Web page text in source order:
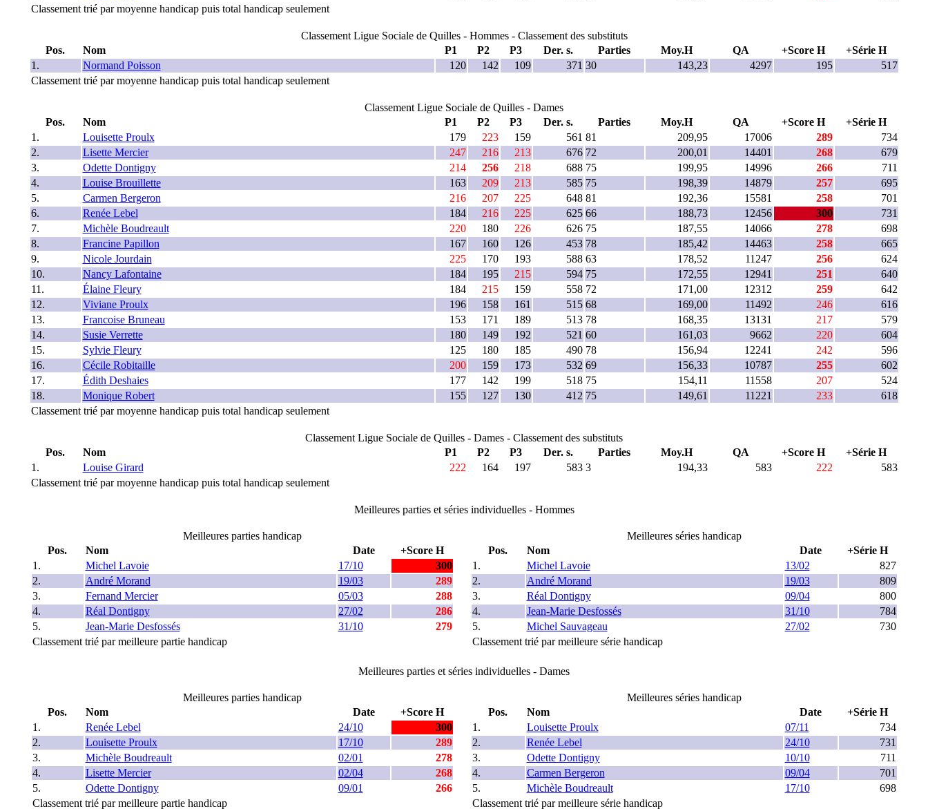
Classement trié par moyenne handicap puis total handicap seulement
Classement Ligue Sociale de Quilles - Hommes - Classement des substituts
Pos.
Nom P1 P2 P3 Der. s. Parties Moy.H QA +Score H
+Série H
1.
Normand Poisson 120 142 109 371 30 143,23 4297 195
517
Classement trié par moyenne handicap puis total handicap seulement
Classement Ligue Sociale de Quilles - Dames
Pos.
Nom P1 P2 P3 Der. s. Parties Moy.H QA +Score H
+Série H
1.
Louisette Proulx 179 223 159 561 81 209,95 17006 289
734
2.
Lisette Mercier 247 216 213 676 72 200,01 14401 268
679
3.
Odette Dontigny 214 256 218 688 75 199,95 14996 266
711
4.
Louise Brouillette 163 209 213 585 75 198,39 14879 257
695
5.
Carmen Bergeron 216 207 225 648 81 192,36 15581 258
701
6.
Renée Lebel 184 216 225 625 66 188,73 12456 300
731
7.
Michèle Boudreault 220 180 226 626 75 187,55 14066 278
698
8.
Francine Papillon 167 160 126 453 78 185,42 14463 258
665
9.
Nicole Jourdain 225 170 193 588 63 178,52 11247 256
624
10.
Nancy Lafontaine 184 195 215 594 75 172,55 12941 251
640
11.
Élaine Fleury 184 215 159 558 72 171,00 12312 259
642
12.
Viviane Proulx 196 158 161 515 68 169,00 11492 246
616
13.
Francoise Bruneau 153 171 189 513 78 168,35 13131 217
579
14.
Susie Verrette 180 149 192 521 60 161,03 9662 220
604
15.
Sylvie Fleury 125 180 185 490 78 156,94 12241 242
596
16.
Cécile Robitaille 200 159 173 532 69 156,33 10787 255
602
17.
Édith Deshaies 177 142 199 518 75 154,11 11558 207
524
18.
Monique Robert 155 127 130 412 75 149,61 11221 233
618
Classement trié par moyenne handicap puis total handicap seulement
Classement Ligue Sociale de Quilles - Dames - Classement des substituts
Pos.
Nom P1 P2 P3 Der. s. Parties Moy.H QA +Score H
+Série H
1.
Louise Girard 222 164 197 583 3 194,33 583 222
583
Classement trié par moyenne handicap puis total handicap seulement
Meilleures parties et séries individuelles - Hommes
Meilleures parties handicap
Pos.
Nom Date
+Score H
1.
Michel Lavoie 17/10
300
2.
André Morand 19/03
289
3.
Fernand Mercier 05/03
288
4.
Réal Dontigny 27/02
286
5.
Jean-Marie Desfossés 31/10
279
Classement trié par meilleure partie handicap
Meilleures séries handicap
Pos.
Nom Date
+Série H
1.
Michel Lavoie 13/02
827
2.
André Morand 19/03
809
3.
Réal Dontigny 09/04
800
4.
Jean-Marie Desfossés 31/10
784
5.
Michel Sauvageau 27/02
730
Classement trié par meilleure série handicap
Meilleures parties et séries individuelles - Dames
Meilleures parties handicap
Pos.
Nom Date
+Score H
1.
Renée Lebel 24/10
300
2.
Louisette Proulx 17/10
289
3.
Michèle Boudreault 02/01
278
4.
Lisette Mercier 02/04
268
5.
Odette Dontigny 09/01
266
Classement trié par meilleure partie handicap
Meilleures séries handicap
Pos.
Nom Date
+Série H
1.
Louisette Proulx 07/11
734
2.
Renée Lebel 24/10
731
3.
Odette Dontigny 10/10
711
4.
Carmen Bergeron 09/04
701
5.
Michèle Boudreault 17/10
698
Classement trié par meilleure série handicap